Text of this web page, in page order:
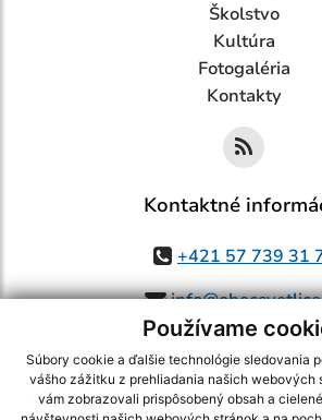
Používame
Súbory cookie a ďalšie technológie sledovania
vášho zážitku z prehliadania našich webových
vám zobrazovali prispôsobený obsah a
Školstvo
Kultúra
Fotogaléria
Kontakty
Kontaktné
+421 57 739 31
využite možnosť získavania aktuálnych